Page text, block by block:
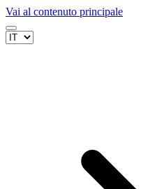
Vai al contenuto principale